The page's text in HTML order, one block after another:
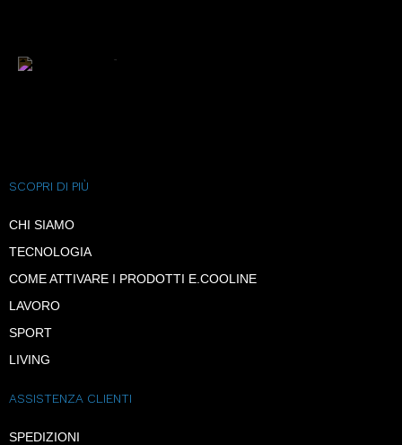
SCOPRI DI PIÙ
CHI SIAMO
TECNOLOGIA
COME ATTIVARE I PRODOTTI E.COOLINE
LAVORO
SPORT
LIVING
ASSISTENZA CLIENTI
SPEDIZIONI